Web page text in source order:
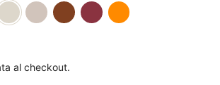
silk brownplum mandarino
al checkout.